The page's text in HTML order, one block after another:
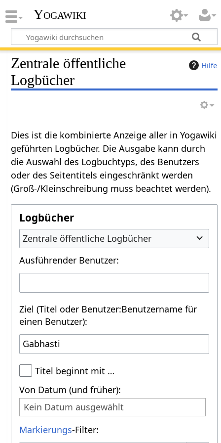
Yogawiki
Hilfe
Zentrale öffentliche
Logbücher
Dies ist die kombinierte Anzeige aller in Yogawiki
geführten Logbücher. Die Ausgabe kann durch
die Auswahl des Logbuchtyps, des Benutzers
oder des Seitentitels eingeschränkt werden
(Groß-/Kleinschreibung muss beachtet werden).
Logbücher
Zentrale öffentliche Logbücher
Ausführender Benutzer:
Ziel (Titel oder Benutzer:Benutzername für
einen Benutzer):
Titel beginnt mit …
Von Datum (und früher):
Kein Datum ausgewählt
Markierungs-Filter: